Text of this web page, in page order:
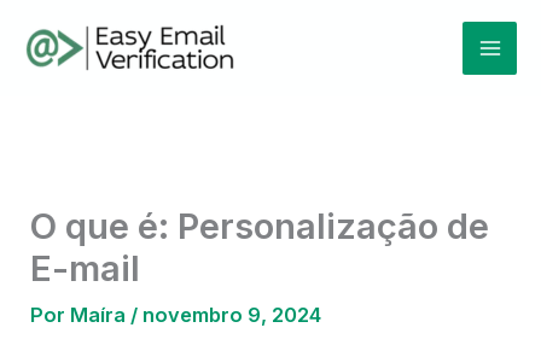
para
O que é: Personalização de
E-mail
Por Maíra / novembro 9, 2024